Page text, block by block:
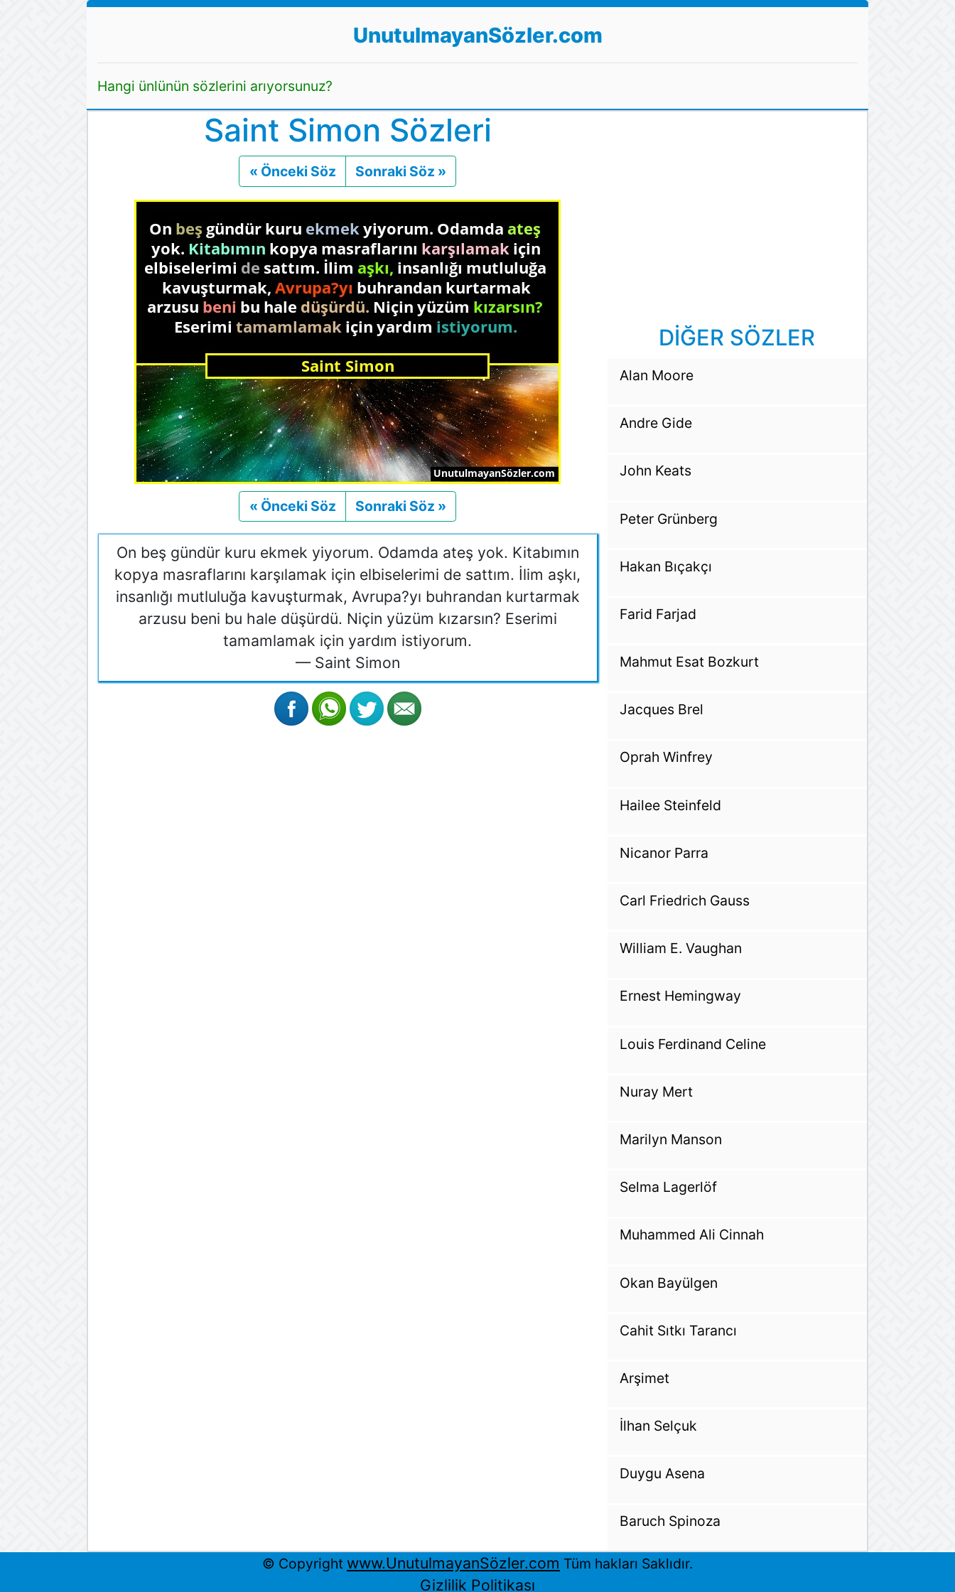
UnutulmayanSözler.com
Hangi ünlünün sözlerini arıyorsunuz?
Saint Simon Sözleri
« Önceki Söz Önceki
Sonraki Söz »
« Önceki Söz Önceki
Sonraki Söz »
On beş gündür kuru ekmek yiyorum. Odamda ateş yok. Kitabımın
kopya masraflarını karşılamak için elbiselerimi de sattım. İlim aşkı,
insanlığı mutluluğa kavuşturmak, Avrupa?yı buhrandan kurtarmak
arzusu beni bu hale düşürdü. Niçin yüzüm kızarsın? Eserimi
tamamlamak için yardım istiyorum.
— Saint Simon
DİĞER SÖZLER
Alan Moore
Andre Gide
John Keats
Peter Grünberg
Hakan Bıçakçı
Farid Farjad
Mahmut Esat Bozkurt
Jacques Brel
Oprah Winfrey
Hailee Steinfeld
Nicanor Parra
Carl Friedrich Gauss
William E. Vaughan
Ernest Hemingway
Louis Ferdinand Celine
Nuray Mert
Marilyn Manson
Selma Lagerlöf
Muhammed Ali Cinnah
Okan Bayülgen
Cahit Sıtkı Tarancı
Arşimet
İlhan Selçuk
Duygu Asena
Baruch Spinoza
© Copyright www.UnutulmayanSözler.com Tüm hakları Saklıdır.
Gizlilik Politikası